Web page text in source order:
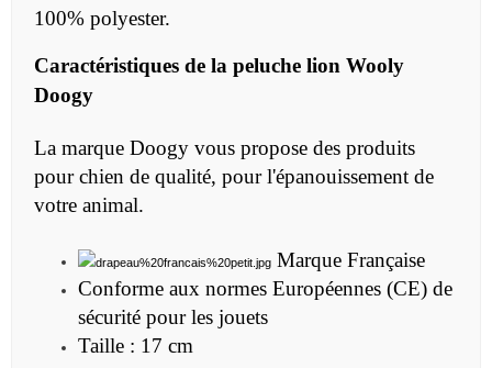
100% polyester.
Caractéristiques de la peluche lion Wooly
Doogy
La marque Doogy vous propose des produits
pour chien de qualité, pour l'épanouissement de
votre animal.
Marque Française
Conforme aux normes Européennes (CE) de
sécurité pour les jouets
Taille : 17 cm